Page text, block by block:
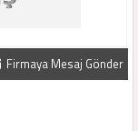
Firmaya Mesaj Gönder